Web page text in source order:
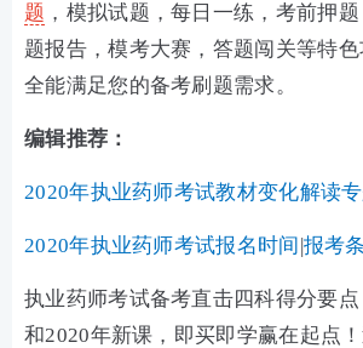
题 ，模拟试题，每日一练，考前押
题报告，模考大赛，答题闯关等特
全能满足您的备考刷题需求。
编辑推荐：
2020年执业药师考试教材变化解读
2020年执业药师考试报名时间|报考
执业药师考试备考直击四科得分要
和2020年新课，即买即学赢在起点